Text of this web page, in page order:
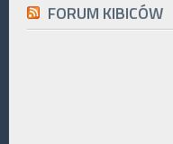
FORUM KIBICÓW